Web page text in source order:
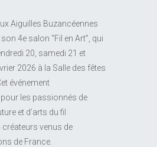
Aiguilles Buzancéennes
4e salon “Fil en Art”, qui
20, samedi 21 et
2026 à la Salle des fêtes
événement
les passionnés de
et d’arts du fil
venus de
de France.